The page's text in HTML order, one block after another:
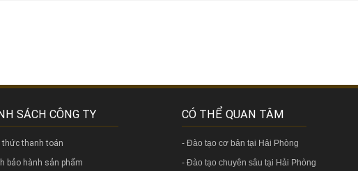
SÁCH CÔNG TY
thức thanh toán
bảo hành sản phẩm
CÓ THỂ QUAN TÂM
- Đào tạo cơ bản tại Hải Phòng
- Đào tạo chuyên sâu tại Hải Phòng